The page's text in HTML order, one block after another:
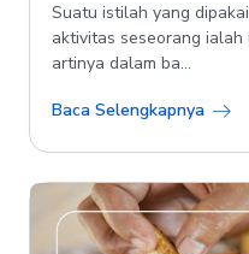
Suatu istilah yang
aktivitas seseorang
artinya dalam ba...
Baca Selengkapnya